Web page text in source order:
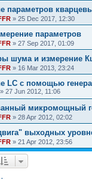
параметров
» 25 Dec 2017, 12:30
параметров
» 27 Sep 2017, 01:09
шума и измерение
» 16 Mar 2013, 23:24
LC с помощью
» 27 Jun 2012, 11:06
микромощный
» 28 Apr 2012, 02:02
выходных
» 21 Apr 2012, 23:56